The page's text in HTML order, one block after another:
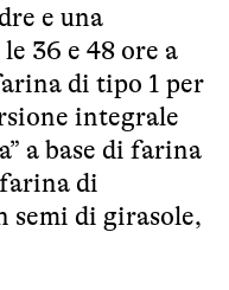
e una
36 e 48 ore a
di tipo 1 per
integrale
a base di farina
di
semi di girasole,